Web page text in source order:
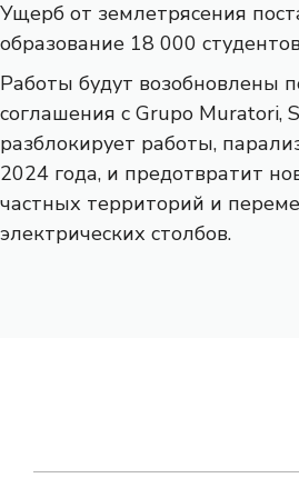
Ущерб от землетрясения
образование 18 000
Работы будут возобновлены
соглашения с Grupo Muratori,
разблокирует работы,
2024 года, и предотвратит
частных территорий и
электрических столбов.